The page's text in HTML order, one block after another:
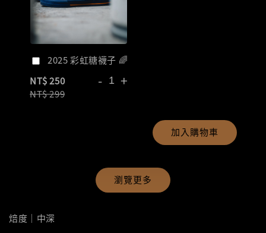
2025 彩虹糖襪子 🌈
NT$ 250
NT$ 299
- +
加入購物車
瀏覽更多
焙度｜中深